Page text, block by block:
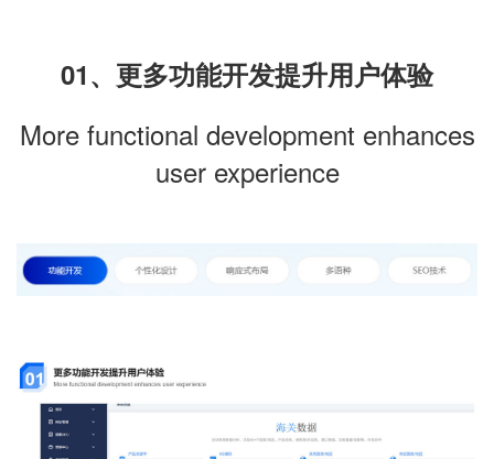
01、更多功能开发提升用户体验
More functional development enhances
user experience